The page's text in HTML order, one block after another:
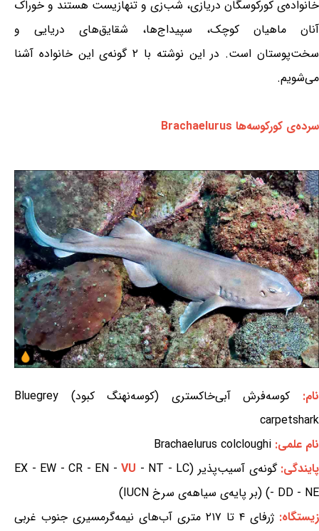
خانواده‌ی کورکوسگان دریازی، شب‌زی و تنهازیست هستند و خوراک
آنان ماهیان کوچک، سپیداج‌ها، شقایق‌های دریایی و
سخت‌پوستان است. در این نوشته با ۲ گونه‌ی این خانواده آشنا
می‌شویم.
سرده‌ی کورکوسه‌ها Brachaelurus
نام:
کوسه‌فرش آبی‌خاکستری (کوسه‌نهنگ کبود) Bluegrey
carpetshark
نام علمی: Brachaelurus colcloughi
پایندگی:گونه‌ی آسیب‌پذیر (EX - EW - CR - EN - VU - NT - LC
- DD - NE) (بر پایه‌ی سیاهه‌ی سرخ IUCN)
زیستگاه:
ژرفای ۴ تا ۲۱۷ متری آب‌های نیمه‌گرمسیری جنوب غربی